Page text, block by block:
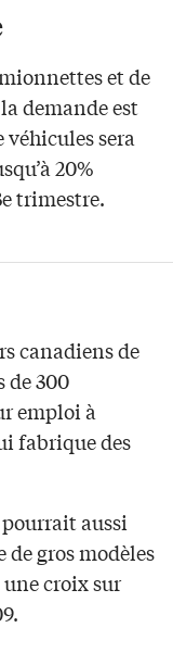
et de
demande est
sera
20%
trimestre.
canadiens de
de 300
emploi à
fabrique des
pourrait aussi
de gros modèles
croix sur